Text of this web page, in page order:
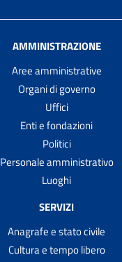
AMMINISTRAZIONE
Aree amministrative
Organi di governo
Uffici
Enti e fondazioni
Politici
Personale amministrativo
Luoghi
SERVIZI
Anagrafe e stato civile
Cultura e tempo libero